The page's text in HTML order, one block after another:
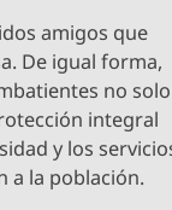
amigos que
De igual forma,
no solo
integral
y los
a la población.